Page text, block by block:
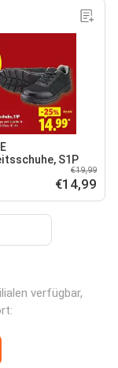
S1P
€19,99
€14,99
verfügbar,